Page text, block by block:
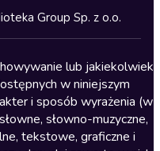
Group Sp. z o.o.
lub jakiekolwiek
w niniejszym
i sposób wyrażenia (w
słowno-muzyczne,
tekstowe, graficzne i